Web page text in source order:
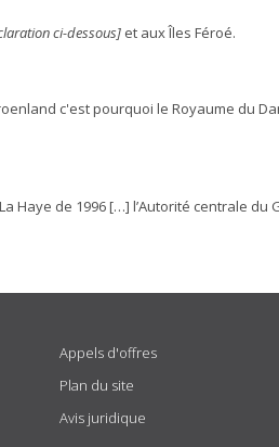
ci-dessous] et aux Îles Féroé.
c'est pourquoi le Royaume du
Haye de 1996 […] l’Autorité centrale
Appels d'offres
Plan du site
Avis juridique